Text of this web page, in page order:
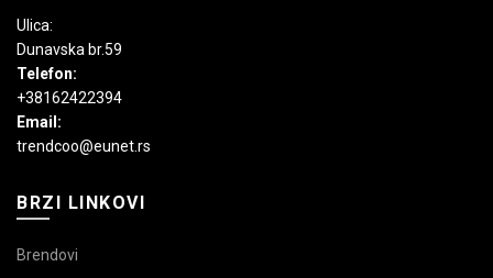
Ulica:
Dunavska br.59
Telefon:
+38162422394
Email:
trendcoo@eunet.rs
BRZI LINKOVI
Brendovi